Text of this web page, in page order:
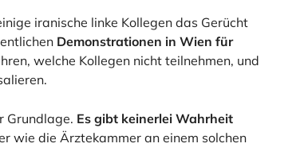
iranische linke Kollegen das Gerücht
Demonstrationen in Wien für
welche Kollegen nicht teilnehmen, und
Grundlage. Es gibt keinerlei Wahrheit
wie die Ärztekammer an einem solchen